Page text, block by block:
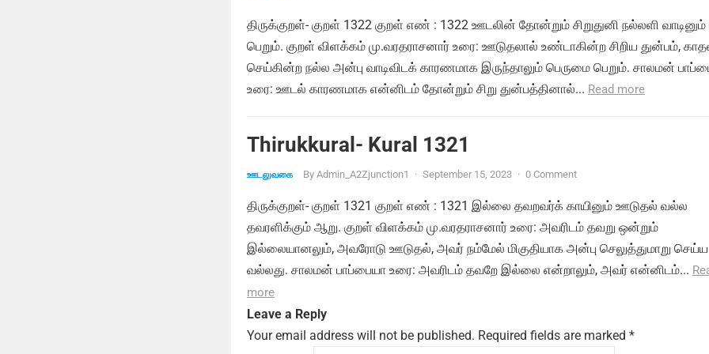
திருக்குறள்- குறள் 1322 குறள் எண் : 1322 ஊடலின் தோன்றும் சிறுதுனி நல்லளி வாடினும்
பெறும். குறள் விளக்கம் மு.வரதராசனார் உரை: ஊடுதலால் உண்டாகின்ற சிறிய துன்பம்,
செய்கின்ற நல்ல அன்பு வாடிவிடக் காரணமாக இருந்தாலும் பெருமை பெறும். சாலமன்
உரை: ஊடல் காரணமாக என்னிடம் தோன்றும் சிறு துன்பத்தினால்... Read more
Thirukkural- Kural 1321
ஊடலுவகை By Admin_A2Zjunction1 · September 15, 2023 · 0 Comment
திருக்குறள்- குறள் 1321 குறள் எண் : 1321 இல்லை தவறவர்க் காயினும் ஊடுதல் வல்ல
தவரளிக்கும் ஆறு. குறள் விளக்கம் மு.வரதராசனார் உரை: அவரிடம் தவறு ஒன்றும்
இல்லையானலும், அவரோடு ஊடுதல், அவர் நம்மேல் மிகுதியாக அன்பு செலுத்துமாறு செய்ய
வல்லது. சாலமன் பாப்பையா உரை: அவரிடம் தவறே இல்லை என்றாலும், அவர் என்னிடம்...
more
Leave a Reply
Your email address will not be published. Required fields are marked *